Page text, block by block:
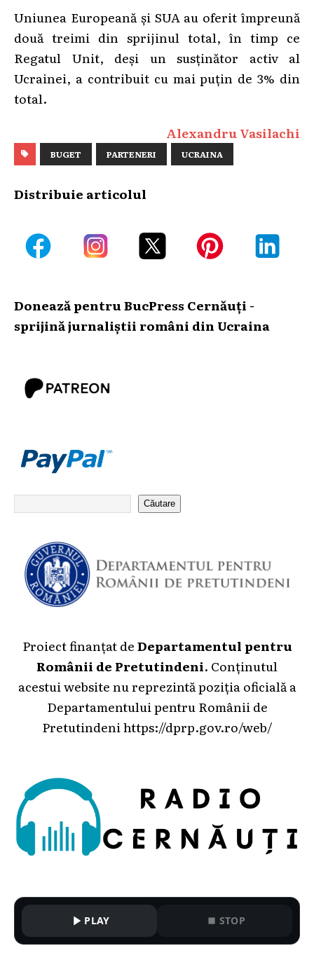
Uniunea Europeană și SUA au oferit împreună
două treimi din sprijinul total, în timp ce
Regatul Unit, deși un susținător activ al
Ucrainei, a contribuit cu mai puțin de 3% din
total.
Alexandru Vasilachi
BUGET PARTENERI UCRAINA
Distribuie articolul
Donează pentru BucPress Cernăuți -
sprijină jurnaliștii români din Ucraina
Căutare
Proiect finanțat deDepartamentul pentru
Românii de Pretutindeni. Conținutul
acestui website nu reprezintă poziția oficială a
Departamentului pentru Românii de
Pretutindeni https://dprp.gov.ro/web/
PLAY STOP